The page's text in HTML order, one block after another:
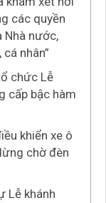
các quyền
Nhà nước,
nhân”
chức Lễ
cấp bậc hàm
khiển xe ô
chờ đèn
Lễ khánh